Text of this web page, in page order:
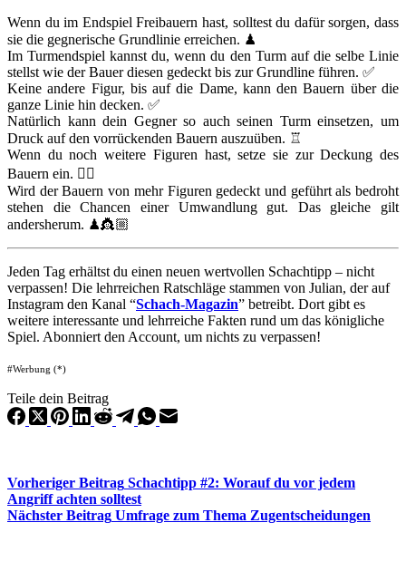
Wenn du im Endspiel Freibauern hast, solltest du dafür sorgen, dass
sie die gegnerische Grundlinie erreichen. ♟
Im Turmendspiel kannst du, wenn du den Turm auf die selbe Linie
stellst wie der Bauer diesen gedeckt bis zur Grundline führen. ✅
Keine andere Figur, bis auf die Dame, kann den Bauern über die
ganze Linie hin decken. ✅
Natürlich kann dein Gegner so auch seinen Turm einsetzen, um
Druck auf den vorrückenden Bauern auszuüben. ♖
Wenn du noch weitere Figuren hast, setze sie zur Deckung des
Bauern ein. ☝🏼
Wird der Bauern von mehr Figuren gedeckt und geführt als bedroht
stehen die Chancen einer Umwandlung gut. Das gleiche gilt
andersherum. ♟👸🏼
Jeden Tag erhältst du einen neuen wertvollen Schachtipp – nicht
verpassen! Die lehrreichen Ratschläge stammen von Julian, der auf
Instagram den Kanal “Schach-Magazin” betreibt. Dort gibt es
weitere interessante und lehrreiche Fakten rund um das königliche
Spiel. Abonniert den Account, um nichts zu verpassen!
#Werbung (*)
Teile dein Beitrag
Vorheriger Beitrag Schachtipp #2: Worauf du vor jedem
Angriff achten solltest
Nächster Beitrag Umfrage zum Thema Zugentscheidungen